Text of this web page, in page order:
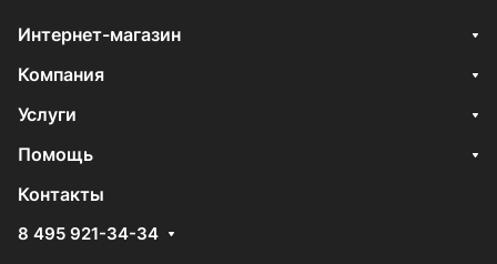
Интернет-магазин
Компания
Услуги
Помощь
Контакты
8 495 921-34-34